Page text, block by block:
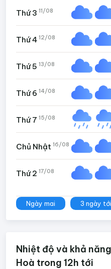
Thứ 3 11/08
Thứ 4 12/08
Thứ 5 13/08
Thứ 6 14/08
Thứ 7 15/08
Chủ Nhật 16/08
Thứ 2 17/08
Ngày mai 3 ngày tới
Nhiệt độ và khả
Hoà trong 12h tới